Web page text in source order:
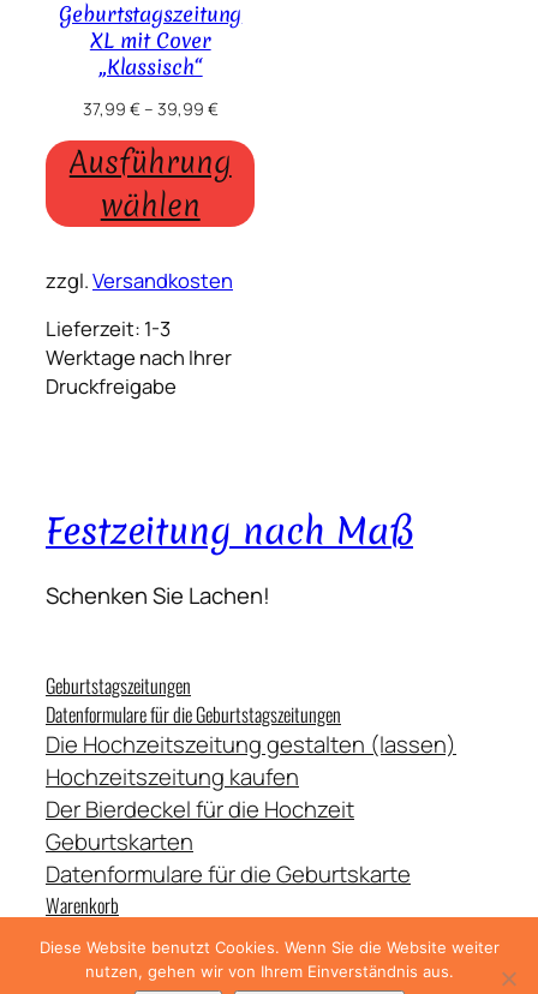
Geburtstagszeitung
XL mit Cover
„Klassisch“
37,99 €– 39,99 €
Ausführung
wählen
zzgl.Versandkosten
Lieferzeit: 1-3
Werktage nach Ihrer
Druckfreigabe
Festzeitung nach Maß
Schenken Sie Lachen!
Geburtstagszeitungen
Datenformulare für die Geburtstagszeitungen
Die Hochzeitszeitung gestalten (lassen)
Hochzeitszeitung kaufen
Der Bierdeckel für die Hochzeit
Geburtskarten
Datenformulare für die Geburtskarte
Warenkorb
Kontakt
Diese Website benutzt Cookies. Wenn Sie die Website weiter
nutzen, gehen wir von Ihrem Einverständnis aus.